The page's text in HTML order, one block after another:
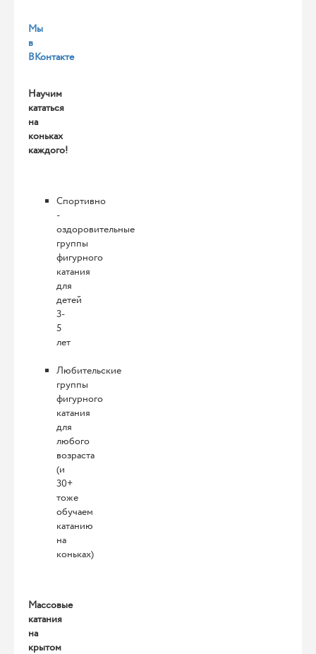
Мы
в
ВКонтакте
Научим
кататься
на
коньках
каждого!
Спортивно
-
оздоровительные
группы
фигурного
катания
для
детей
3-
5
лет
Любительские
группы
фигурного
катания
для
любого
возраста
(и
30+
тоже
обучаем
катанию
на
коньках)
Массовые
катания
на
крытом